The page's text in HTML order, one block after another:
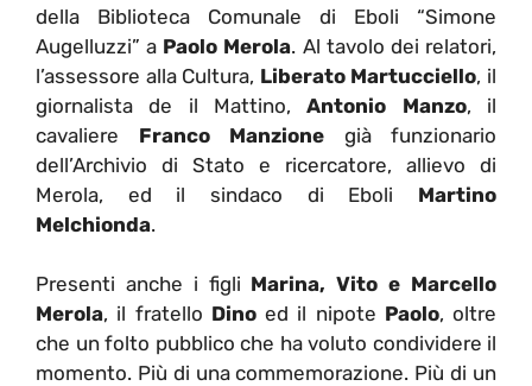
della Biblioteca Comunale di Eboli “Simone
Augelluzzi” a Paolo Merola. Al tavolo dei relatori,
l’assessore alla Cultura, Liberato Martucciello, il
giornalista de il Mattino, Antonio Manzo, il
cavaliere Franco Manzione già funzionario
dell’Archivio di Stato e ricercatore, allievo di
Merola, ed il sindaco di Eboli Martino
Melchionda.
Presenti anche i figli Marina, Vito e Marcello
Merola, il fratello Dino ed il nipote Paolo, oltre
che un folto pubblico che ha voluto condividere il
momento. Più di una commemorazione. Più di un